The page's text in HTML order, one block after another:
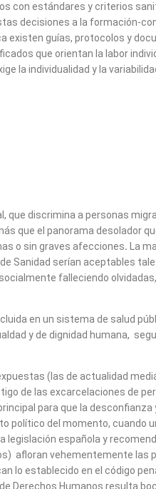
con estándares y criterios
decisiones a la formación-
guías, protocolos y
que orientan la labor
la individualidad y la
discrimina a personas
que el panorama desolador
o sin graves afecciones. La
Sanidad serían aceptables
falleciendo
en un sistema de salud
y de dignidad humana,
(las de actualidad
de las excarcelaciones de
para que la
político del momento, cuando
española y
afloran vehementemente
lo establecido en el código
Derechos Humanos resulta